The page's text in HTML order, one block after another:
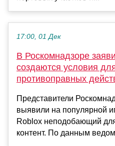
17:00, 01 Дек
В Роскомнадзоре
создаются условия
противоправных
Представители
выявили на популярной
Roblox неподобающий
контент. По данным